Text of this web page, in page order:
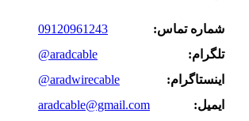
شماره تماس:
09120961243
تلگرام:
@aradcable
اینستاگرام:
@aradwirecable
ایمیل:
aradcable@gmail.com